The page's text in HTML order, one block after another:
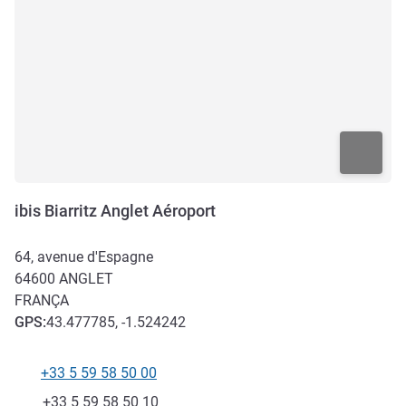
ibis Biarritz Anglet Aéroport
64, avenue d'Espagne
64600 ANGLET
FRANÇA
GPS:43.477785, -1.524242
Telefone
+33 5 59 58 50 00
Fax
+33 5 59 58 50 10